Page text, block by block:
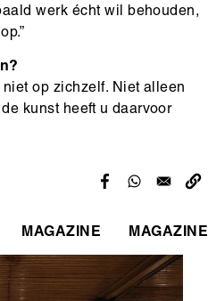
werk écht wil behouden,
op zichzelf. Niet alleen
kunst heeft u daarvoor
MAGAZINE MAGAZINE